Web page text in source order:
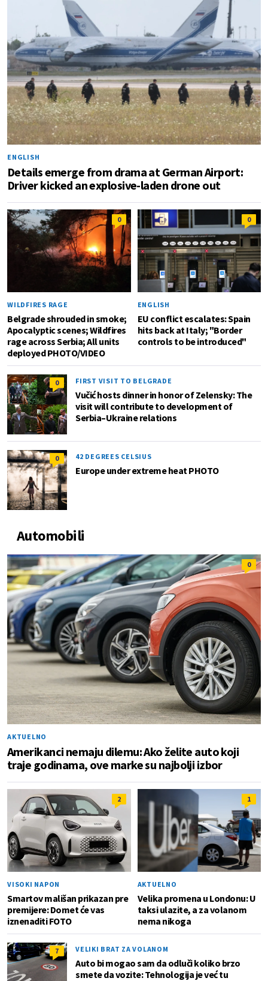
ENGLISH
Details emerge from drama at German Airport:
Driver kicked an explosive-laden drone out
0
WILDFIRES RAGE
Belgrade shrouded in smoke;
Apocalyptic scenes; Wildfires
rage across Serbia; All units
deployed PHOTO/VIDEO
0
ENGLISH
EU conflict escalates: Spain
hits back at Italy; "Border
controls to be introduced"
0 FIRST VISIT TO BELGRADE
Vučić hosts dinner in honor of Zelensky: The
visit will contribute to development of
Serbia–Ukraine relations
0 42 DEGREES CELSIUS
Europe under extreme heat PHOTO
Automobili
0
AKTUELNO
Amerikanci nemaju dilemu: Ako želite auto koji
traje godinama, ove marke su najbolji izbor
2
VISOKI NAPON
Smartov mališan prikazan pre
premijere: Domet će vas
iznenaditi FOTO
1
AKTUELNO
Velika promena u Londonu: U
taksi ulazite, a za volanom
nema nikoga
7 VELIKI BRAT ZA VOLANOM
Auto bi mogao sam da odluči koliko brzo
smete da vozite: Tehnologija je već tu